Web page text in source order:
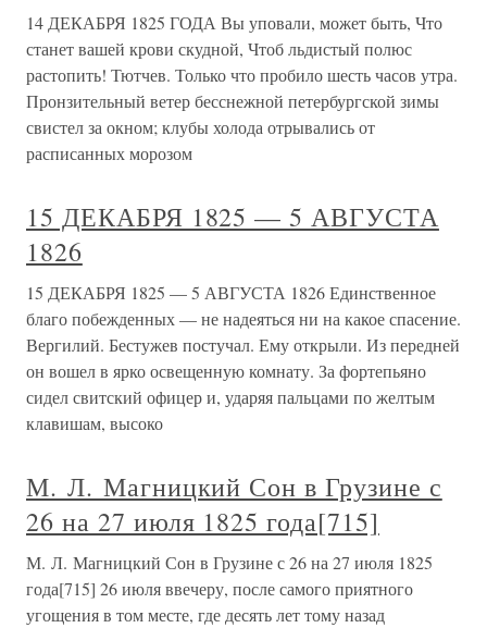
14 ДЕКАБРЯ 1825 ГОДА Вы уповали, может быть, Что
станет вашей крови скудной, Чтоб льдистый полюс
растопить! Тютчев. Только что пробило шесть часов утра.
Пронзительный ветер бесснежной петербургской зимы
свистел за окном; клубы холода отрывались от
расписанных морозом
15 ДЕКАБРЯ 1825 — 5 АВГУСТА
1826
15 ДЕКАБРЯ 1825 — 5 АВГУСТА 1826 Единственное
благо побежденных — не надеяться ни на какое спасение.
Вергилий. Бестужев постучал. Ему открыли. Из передней
он вошел в ярко освещенную комнату. За фортепьяно
сидел свитский офицер и, ударяя пальцами по желтым
клавишам, высоко
М. Л. Магницкий Сон в Грузине с
26 на 27 июля 1825 года[715]
М. Л. Магницкий Сон в Грузине с 26 на 27 июля 1825
года[715] 26 июля ввечеру, после самого приятного
угощения в том месте, где десять лет тому назад